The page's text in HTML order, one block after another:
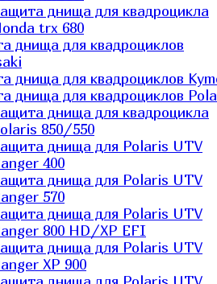
днища для квадроцикла
trx 680
днища для квадроциклов
днища для квадроциклов
днища для квадроциклов
днища для квадроцикла
850/550
днища для Polaris UTV
400
днища для Polaris UTV
570
днища для Polaris UTV
800 HD/XP EFI
днища для Polaris UTV
XP 900